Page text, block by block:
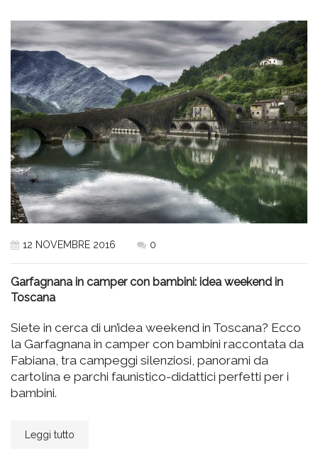
12 NOVEMBRE 2016 0
Garfagnana in camper con bambini: idea weekend in
Toscana
Siete in cerca di un’idea weekend in Toscana? Ecco
la Garfagnana in camper con bambini raccontata da
Fabiana, tra campeggi silenziosi, panorami da
cartolina e parchi faunistico-didattici perfetti per i
bambini.
Leggi tutto